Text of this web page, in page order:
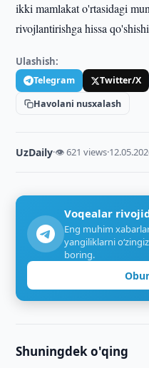
ikki mamlakat o'rtasidagi
rivojlantirishga hissa
Ulashish:
Telegram Twitter/X
Havolani nusxalash
UzDaily·👁 621 views·
Voqealar
Eng muhim
yangiliklarni
boring.
Shuningdek o'qing